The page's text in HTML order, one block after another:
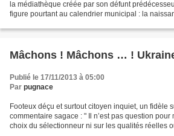
la médiathèque créée par son défunt
figure pourtant au calendrier municipal : la
Mâchons ! Mâchons … !
Publié le 17/11/2013 à 05:00
Par pugnace
Footeux déçu et surtout citoyen inquiet, un fidèle
commentaire sagace : " Il n’est pas question
choix du sélectionneur ni sur les qualités réelles